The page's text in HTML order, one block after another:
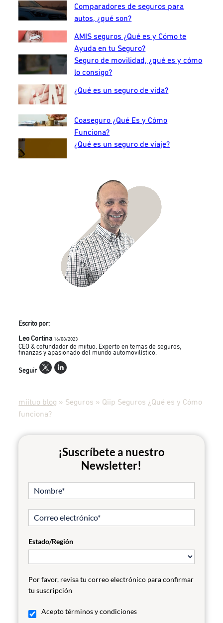
Comparadores de seguros para
autos, ¿qué son?
AMIS seguros ¿Qué es y Cómo te
Ayuda en tu Seguro?
Seguro de movilidad, ¿qué es y cómo
lo consigo?
¿Qué es un seguro de vida?
Coaseguro ¿Qué Es y Cómo
Funciona?
¿Qué es un seguro de viaje?
Escrito por:
Leo Cortina 16/08/2023
CEO & cofundador de miituo. Experto en temas de seguros,
finanzas y apasionado del mundo automovilístico.
Seguir
miituo blog » Seguros » Qiip Seguros ¿Qué es y Cómo
funciona?
¡Suscríbete a nuestro
Newsletter!
Estado/Región
Por favor, revisa tu correo electrónico para confirmar
tu suscripción
Acepto términos y condiciones